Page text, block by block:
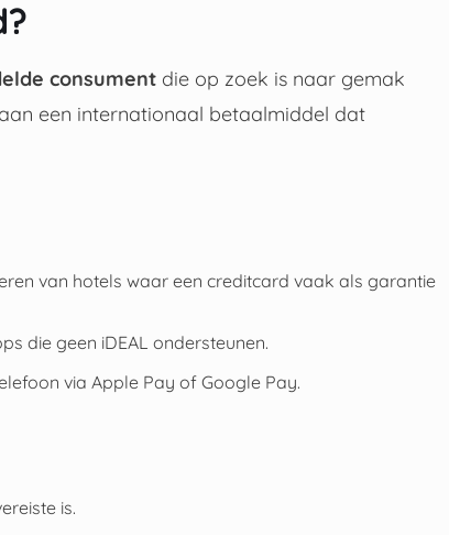
consument die op zoek is naar gemak
een internationaal betaalmiddel dat
van hotels waar een creditcard vaak als garantie
die geen iDEAL ondersteunen.
via Apple Pay of Google Pay.
is.